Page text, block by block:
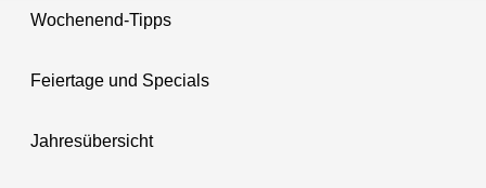
Wochenend-Tipps
Feiertage und Specials
Jahresübersicht